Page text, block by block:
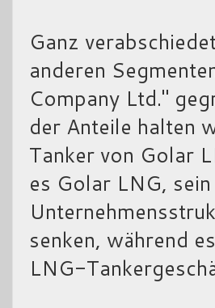
Ganz
anderen
Company Ltd."
der Anteile halten
Tanker von Golar
es Golar LNG,
senken, während
LNG-